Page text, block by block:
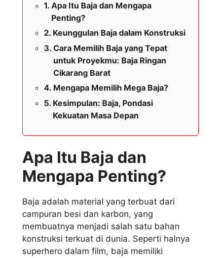
Apa Itu Baja dan Mengapa
Penting?
Keunggulan Baja dalam Konstruksi
Cara Memilih Baja yang Tepat
untuk Proyekmu: Baja Ringan
Cikarang Barat
Mengapa Memilih Mega Baja?
Kesimpulan: Baja, Pondasi
Kekuatan Masa Depan
Apa Itu Baja dan
Mengapa Penting?
Baja adalah material yang terbuat dari
campuran besi dan karbon, yang
membuatnya menjadi salah satu bahan
konstruksi terkuat di dunia. Seperti halnya
superhero dalam film, baja memiliki